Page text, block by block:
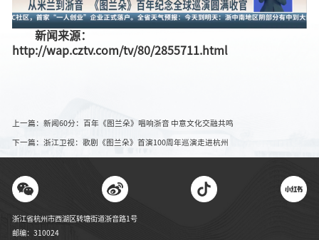
新闻来源：
http://wap.cztv.com/tv/80/2855711.html
上一篇：新闻60分：百年《图兰朵》唱响浙音 中意文化交融共鸣
下一篇：浙江卫视：歌剧《图兰朵》首演100周年巡演走进杭州
浙江省杭州市西湖区转塘街道浙音路1号
邮编：310024